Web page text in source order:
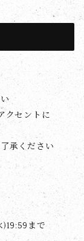
クセントに
承ください
まで